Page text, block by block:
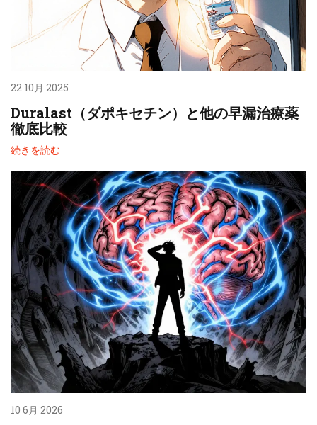
22 10月 2025
Duralast（ダポキセチン）と他の早漏治療薬
徹底比較
続きを読む
10 6月 2026